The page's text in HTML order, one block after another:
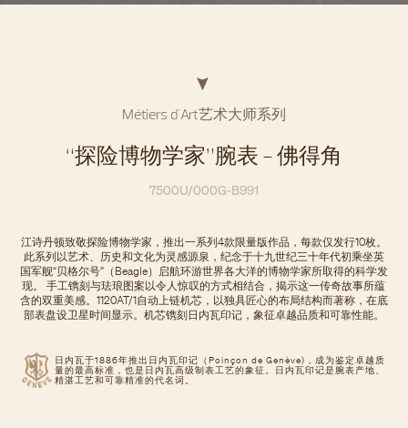
Métiers d'Art艺术大师系列
“探险博物学家”腕表 - 佛得角
7500U/000G-B991
日内瓦于1886年推出日内瓦印记（Poinçon de Genève)，成为鉴定卓越质
量的最高标准，也是日内瓦高级制表工艺的象征。日内瓦印记是腕表产地、
精湛工艺和可靠精准的代名词。
江诗丹顿致敬探险博物学家，推出一系列4款限量版作品，每款仅发行10枚。
此系列以艺术、历史和文化为灵感源泉，纪念于十九世纪三十年代初乘坐英
国军舰“贝格尔号”（Beagle）启航环游世界各大洋的博物学家所取得的科学发
现。 手工镌刻与珐琅图案以令人惊叹的方式相结合，揭示这一传奇故事所蕴
含的双重美感。1120AT/1自动上链机芯，以独具匠心的布局结构而著称，在底
部表盘设卫星时间显示。机芯镌刻日内瓦印记，象征卓越品质和可靠性能。